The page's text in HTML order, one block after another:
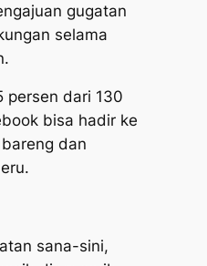
gugatan
selama
persen dari 130
bisa hadir ke
dan
sana-sini,